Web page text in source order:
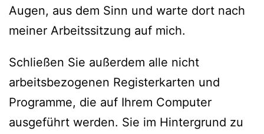
Augen, aus dem Sinn und warte dort nach
meiner Arbeitssitzung auf mich.
Schließen Sie außerdem alle nicht
arbeitsbezogenen Registerkarten und
Programme, die auf Ihrem Computer
ausgeführt werden. Sie im Hintergrund zu